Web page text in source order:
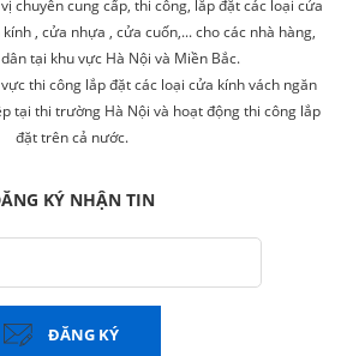
chuyên cung cấp, thi công, lắp đặt các loại cửa
, cửa nhựa , cửa cuốn,... cho các nhà hàng,
tại khu vực Hà Nội và Miền Bắc.
thi công lắp đặt các loại cửa kính vách ngăn
tại thi trường Hà Nội và hoạt động thi công lắp
đặt trên cả nước.
KÝ NHẬN TIN
ĐĂNG KÝ